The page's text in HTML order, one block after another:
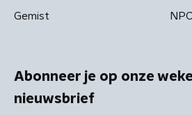
Gemist
Abonneer je op onze
nieuwsbrief